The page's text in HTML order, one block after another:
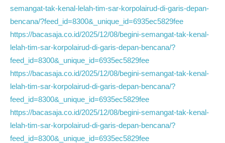
semangat-tak-kenal-lelah-tim-sar-korpolairud-di-garis-depan-
bencana/?feed_id=8300&_unique_id=6935ec5829fee
https://bacasaja.co.id/2025/12/08/begini-semangat-tak-kenal-
lelah-tim-sar-korpolairud-di-garis-depan-bencana/?
feed_id=8300&_unique_id=6935ec5829fee
https://bacasaja.co.id/2025/12/08/begini-semangat-tak-kenal-
lelah-tim-sar-korpolairud-di-garis-depan-bencana/?
feed_id=8300&_unique_id=6935ec5829fee
https://bacasaja.co.id/2025/12/08/begini-semangat-tak-kenal-
lelah-tim-sar-korpolairud-di-garis-depan-bencana/?
feed_id=8300&_unique_id=6935ec5829fee